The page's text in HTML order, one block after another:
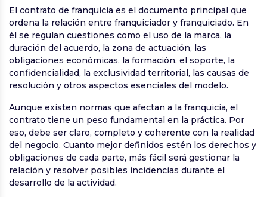
El contrato de franquicia es el documento principal que
ordena la relación entre franquiciador y franquiciado. En
él se regulan cuestiones como el uso de la marca, la
duración del acuerdo, la zona de actuación, las
obligaciones económicas, la formación, el soporte, la
confidencialidad, la exclusividad territorial, las causas de
resolución y otros aspectos esenciales del modelo.
Aunque existen normas que afectan a la franquicia, el
contrato tiene un peso fundamental en la práctica. Por
eso, debe ser claro, completo y coherente con la realidad
del negocio. Cuanto mejor definidos estén los derechos y
obligaciones de cada parte, más fácil será gestionar la
relación y resolver posibles incidencias durante el
desarrollo de la actividad.